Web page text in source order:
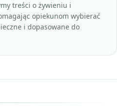
treści o żywieniu i
opiekunom wybierać
i dopasowane do